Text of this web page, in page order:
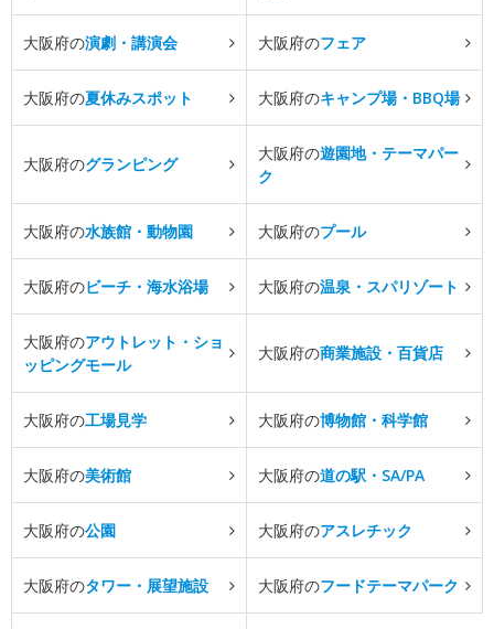
大阪府の演劇・講演会 大阪府のフェア
大阪府の夏休みスポット 大阪府のキャンプ場・BBQ場
大阪府のグランピング
大阪府の遊園地・テーマパー
ク
大阪府の水族館・動物園 大阪府のプール
大阪府のビーチ・海水浴場 大阪府の温泉・スパリゾート
大阪府のアウトレット・ショ
ッピングモール
大阪府の商業施設・百貨店
大阪府の工場見学 大阪府の博物館・科学館
大阪府の美術館 大阪府の道の駅・SA/PA
大阪府の公園 大阪府のアスレチック
大阪府のタワー・展望施設 大阪府のフードテーマパーク